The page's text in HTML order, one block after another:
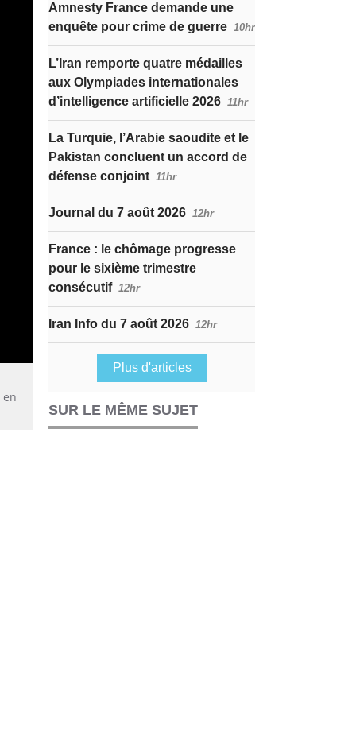
en
Amnesty France demande une
enquête pour crime de guerre 10hr
L’Iran remporte quatre médailles
aux Olympiades internationales
d’intelligence artificielle 2026 11hr
La Turquie, l’Arabie saoudite et le
Pakistan concluent un accord de
défense conjoint 11hr
Journal du 7 août 2026 12hr
France : le chômage progresse
pour le sixième trimestre
consécutif 12hr
Iran Info du 7 août 2026 12hr
Plus d'articles
SUR LE MÊME SUJET